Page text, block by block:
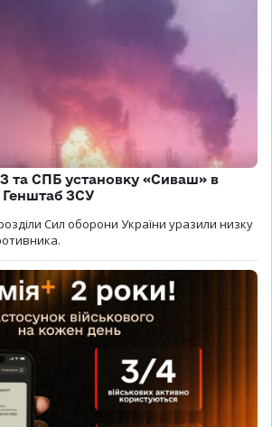
та СПБ установку «Сиваш» в
ЗСУ
Сил оборони України уразили низку